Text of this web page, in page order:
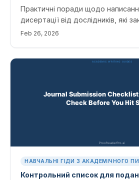
Практичні поради щодо
дисертації від дослідників, які
Охоплює звички щоденного
Feb 26, 2026
НАВЧАЛЬНІ ГІДИ З АКАДЕМІЧНОГО
Контрольний список для